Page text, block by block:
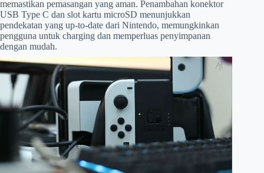
memastikan pemasangan yang aman. Penambahan konektor
USB Type C dan slot kartu microSD menunjukkan
pendekatan yang up-to-date dari Nintendo, memungkinkan
pengguna untuk charging dan memperluas penyimpanan
dengan mudah.